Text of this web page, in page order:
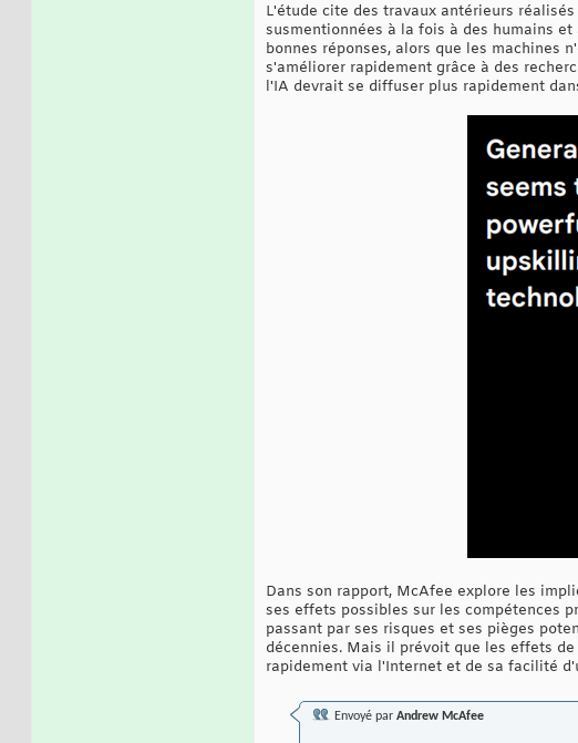
L'étude cite des travaux antérieurs
susmentionnées à la fois à des humains
bonnes réponses, alors que les machines
s'améliorer rapidement grâce à des
l'IA devrait se diffuser plus rapidement
Dans son rapport, McAfee explore les
ses effets possibles sur les compétences
passant par ses risques et ses pièges
décennies. Mais il prévoit que les effets
rapidement via l'Internet et de sa facilité
Envoyé par Andrew McAfee